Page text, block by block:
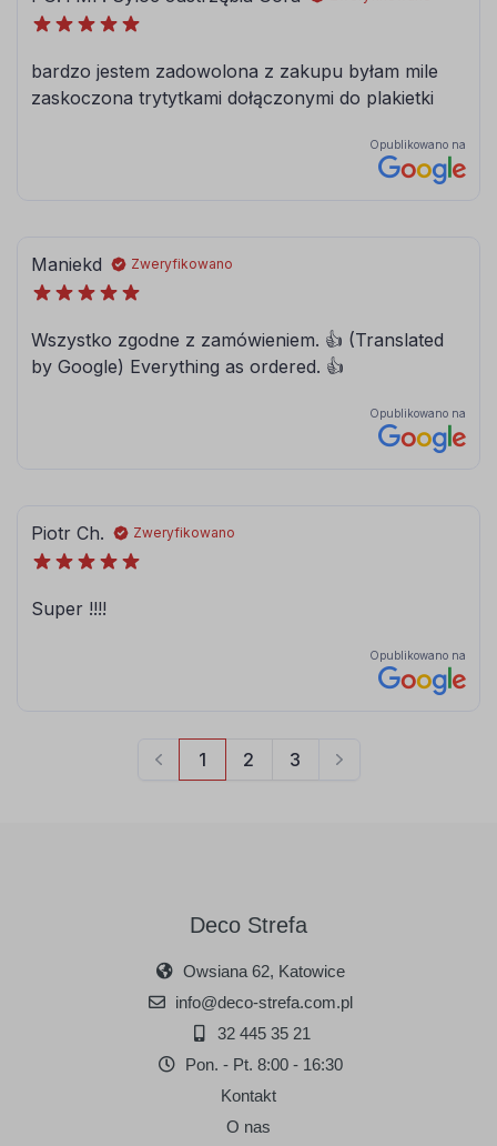
modrakowy-
072
jasny szary
ciemny szary
Deco Strefa
Owsiana 62, Katowice
info@deco-strefa.com.pl
32 445 35 21
Pon. - Pt. 8:00 - 16:30
Kontakt
O nas